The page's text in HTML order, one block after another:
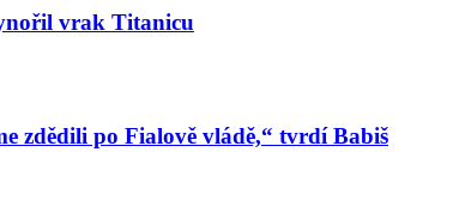
vrak Titanicu
zdědili po Fialově vládě,“ tvrdí Babiš